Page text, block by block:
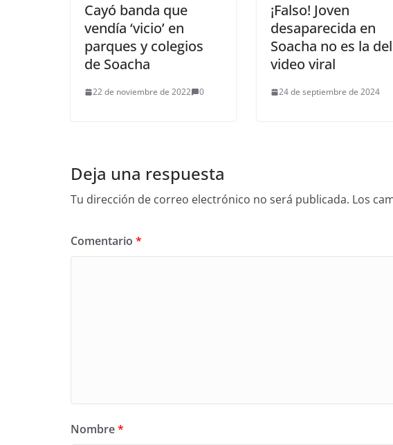
Cayó banda que
vendía ‘vicio’ en
parques y colegios
de Soacha
22 de noviembre de 2022 0
¡Falso! Joven
desaparecida en
Soacha no es la del
video viral
24 de septiembre de 2024
Deja una respuesta
Tu dirección de correo electrónico no será publicada. Los
Comentario *
Nombre*